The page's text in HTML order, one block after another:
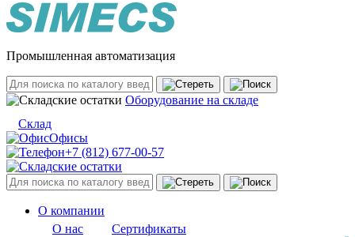
Промышленная автоматизация
Оборудование на складе
Склад
Офисы
+7 (812) 677-00-57
О компании
О нас
Сертификаты